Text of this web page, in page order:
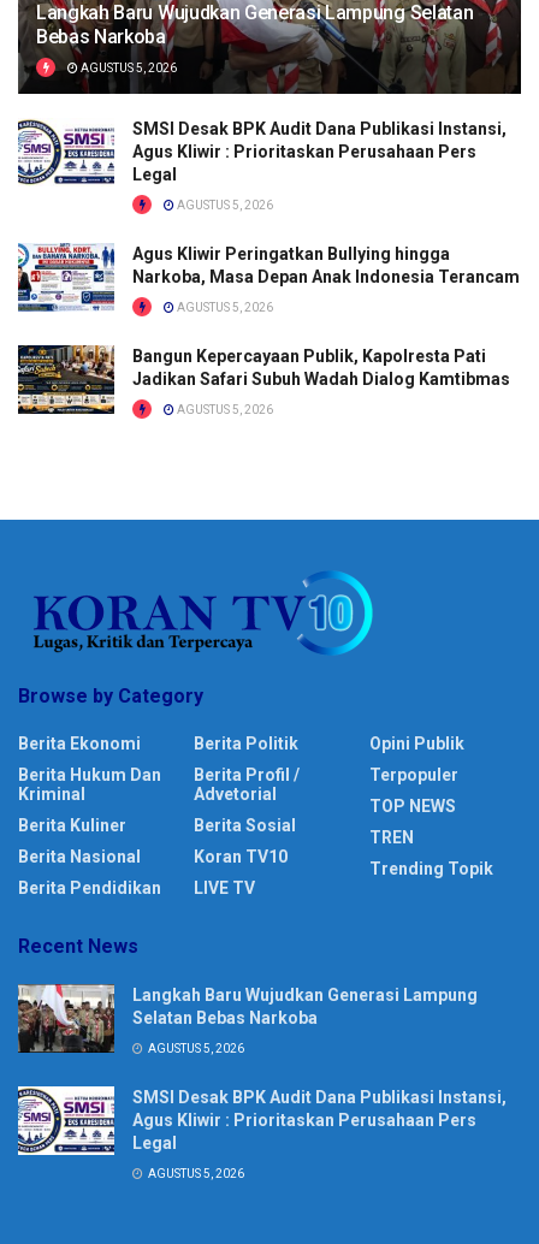
Langkah Baru Wujudkan Generasi Lampung Selatan
Bebas Narkoba
AGUSTUS 5, 2026
SMSI Desak BPK Audit Dana Publikasi Instansi,
Agus Kliwir : Prioritaskan Perusahaan Pers
Legal
AGUSTUS 5, 2026
Agus Kliwir Peringatkan Bullying hingga
Narkoba, Masa Depan Anak Indonesia Terancam
AGUSTUS 5, 2026
Bangun Kepercayaan Publik, Kapolresta Pati
Jadikan Safari Subuh Wadah Dialog Kamtibmas
AGUSTUS 5, 2026
Browse by Category
Berita Ekonomi
Berita Hukum Dan
Kriminal
Berita Kuliner
Berita Nasional
Berita Pendidikan
Berita Politik
Berita Profil /
Advetorial
Berita Sosial
Koran TV10
LIVE TV
Opini Publik
Terpopuler
TOP NEWS
TREN
Trending Topik
Recent News
Langkah Baru Wujudkan Generasi Lampung
Selatan Bebas Narkoba
AGUSTUS 5, 2026
SMSI Desak BPK Audit Dana Publikasi Instansi,
Agus Kliwir : Prioritaskan Perusahaan Pers
Legal
AGUSTUS 5, 2026